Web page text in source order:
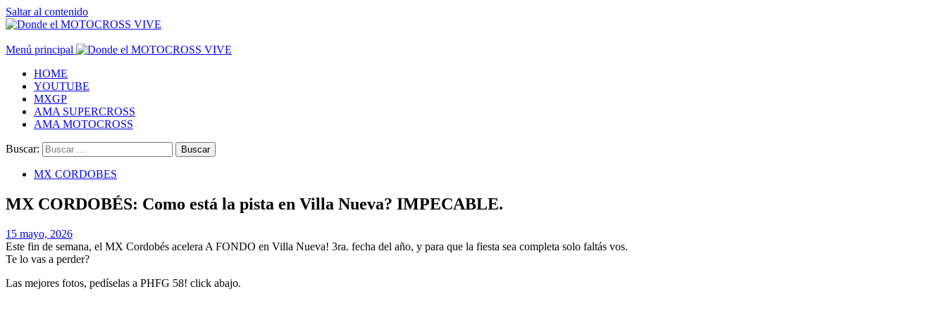
Saltar al contenido
Menú principal
HOME
YOUTUBE
MXGP
AMA SUPERCROSS
AMA MOTOCROSS
Buscar:
MX CORDOBES
MX CORDOBÉS: Como está la pista en Villa Nueva? IMPECABLE.
15 mayo, 2026
Este fin de semana, el MX Cordobés acelera A FONDO en Villa Nueva! 3ra. fecha del año, y para que la fiesta sea completa solo faltás vos.
Te lo vas a perder?
Las mejores fotos, pedíselas a PHFG 58! click abajo.